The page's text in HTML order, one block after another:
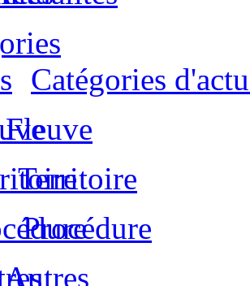
Catégories
Fleuve
Territoire
Procédure
Autres